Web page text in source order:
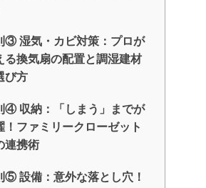
③ 湿気・カビ対策：プロが
る換気扇の配置と調湿建材
び方
④ 収納：「しまう」までが
！ファミリークローゼット
連携術
⑤ 設備：意外な落とし穴！